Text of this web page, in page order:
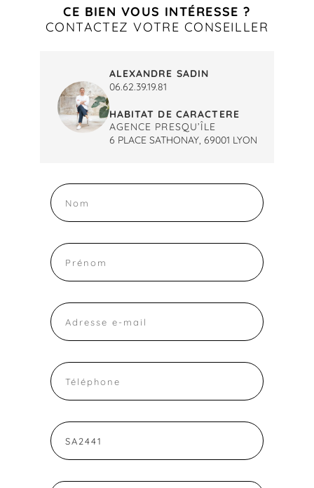
CE BIEN VOUS INTÉRESSE ?
CONTACTEZ VOTRE CONSEILLER
ALEXANDRE SADIN
06.62.39.19.81
HABITAT DE CARACTERE
AGENCE PRESQU’ÎLE
6 PLACE SATHONAY, 69001 LYON